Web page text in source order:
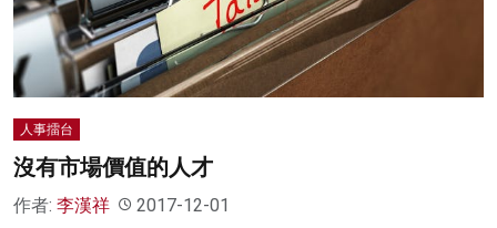
人事擂台
沒有市場價值的人才
作者: 李漢祥 2017-12-01